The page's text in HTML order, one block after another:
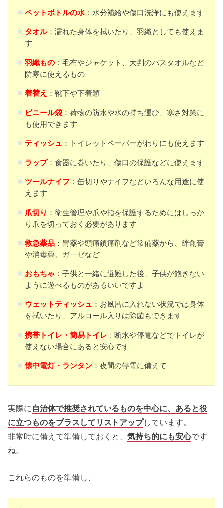
ペットボトルの水：水分補給や傷口洗浄にも使えます
タオル：濡れた身体を拭いたり、羽織としても使えま
す
羽織もの：毛布やジャケット、大判のバスタオルなど
防寒に使えるもの
着替え ：靴下や下着類
ビニール袋：荷物の防水や水の持ち運び、寒さ対策に
も使用できます
ティッシュ ：トイレットペーパーがわりにも使えます
ラップ：食器に巻いたり、傷口の保護などに使えます
ツールナイフ ：缶切りやナイフなどいろんな用途に使
えます
爪切り ：衛生管理や爪や指を保護するためにはしっか
り爪を切っておく必要があります
救急薬品：胃薬や頭痛鎮痛剤など常備薬から、絆創膏
や消毒薬、ガーゼなど
おもちゃ ：子供と一緒に避難した後、子供が飽きない
ように遊べるものがあるいいですよ
ウェットティッシュ ：お風呂に入れない状況では身体
を拭いたり、アルコール入りは除菌もできます
携帯トイレ・簡易トイレ ：断水や停電などでトイレが
使えない場合にあると安心です
懐中電灯・ランタン：夜間の停電に備えて
実際に 自治体で推奨されているものを中心に、あると役
に立つものをプラスしてリストアップしています。
非常時に備えて準備しておくと、気持ち的にも安心です
ね。
これらのものを準備し、